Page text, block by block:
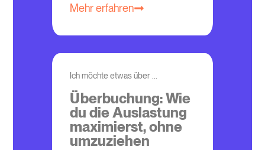
Mehr erfahren
Ich möchte etwas über ...
Überbuchung: Wie
du die Auslastung
maximierst, ohne
umzuziehen